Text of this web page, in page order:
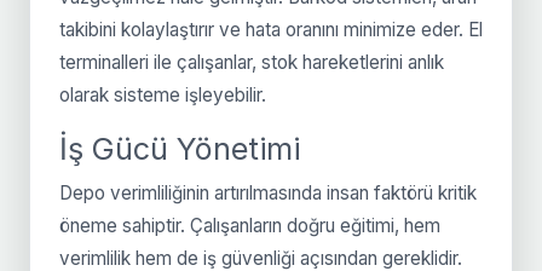
takibini kolaylaştırır ve hata oranını minimize eder. El
terminalleri ile çalışanlar, stok hareketlerini anlık
olarak sisteme işleyebilir.
İş Gücü Yönetimi
Depo verimliliğinin artırılmasında insan faktörü kritik
öneme sahiptir. Çalışanların doğru eğitimi, hem
verimlilik hem de iş güvenliği açısından gereklidir.